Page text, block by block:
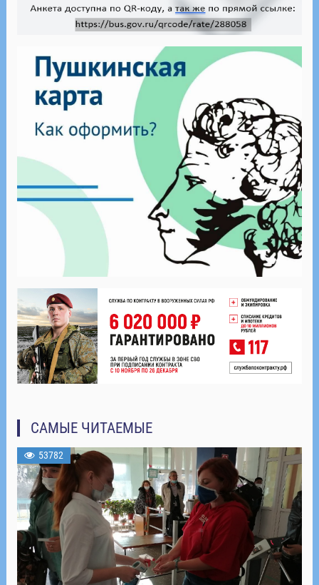
САМЫЕ ЧИТАЕМЫЕ
53782